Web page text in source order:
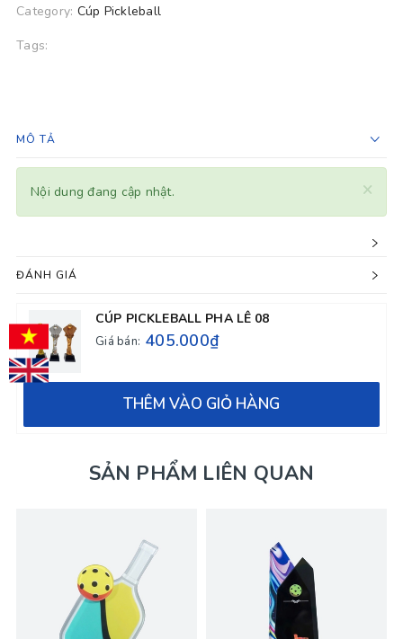
Category: Cúp Pickleball
Tags:
MÔ TẢ
×
Nội dung đang cập nhật.
ĐÁNH GIÁ
CÚP PICKLEBALL PHA LÊ 08
Giá bán: 405.000₫
THÊM VÀO GIỎ HÀNG
SẢN PHẨM LIÊN QUAN